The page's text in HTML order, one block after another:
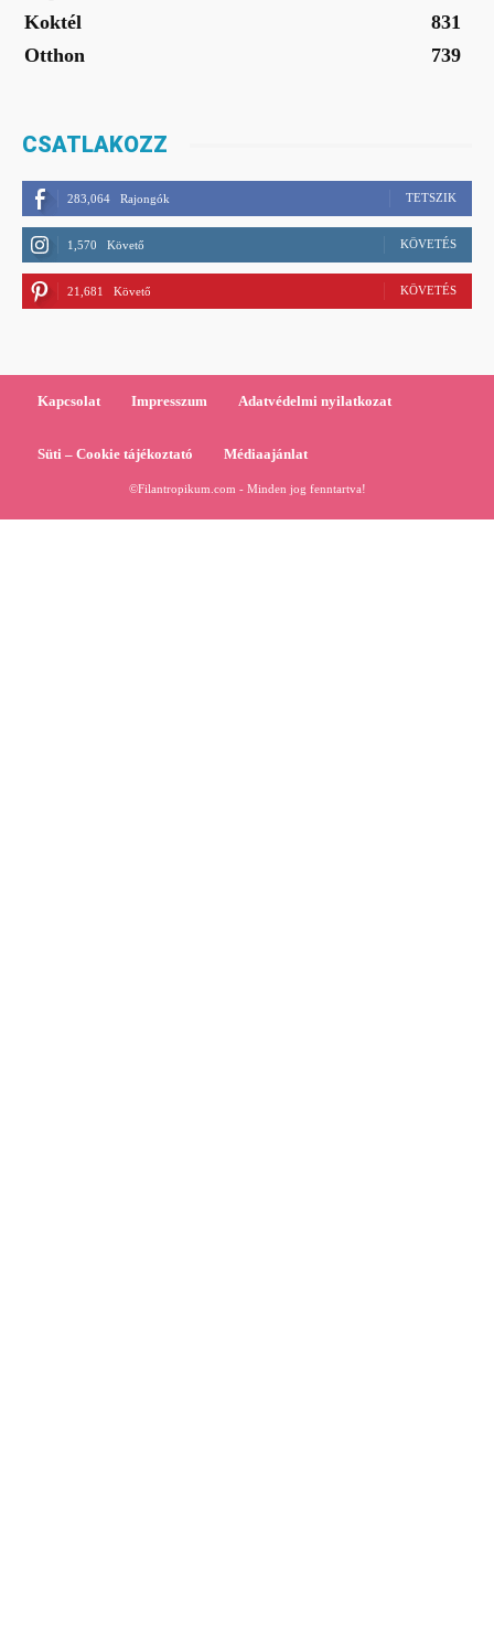
Koktél
831
Otthon
739
CSATLAKOZZ
283,064 Rajongók TETSZIK
1,570 Követő KÖVETÉS
21,681 Követő KÖVETÉS
Kapcsolat Impresszum Adatvédelmi nyilatkozat
Süti – Cookie tájékoztató Médiaajánlat
©Filantropikum.com - Minden jog fenntartva!